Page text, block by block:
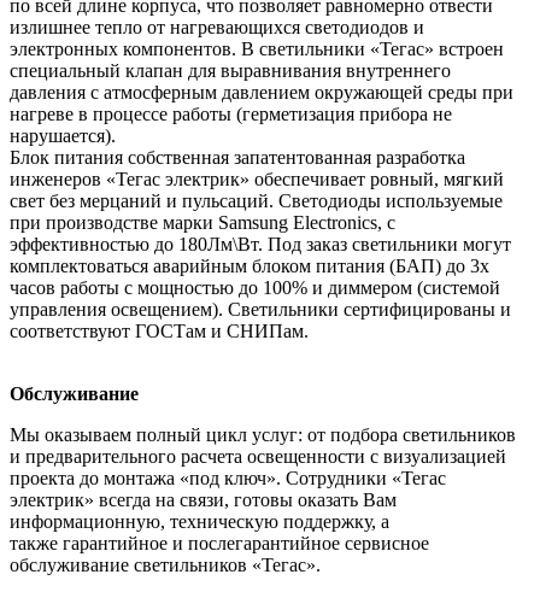
по всей длине корпуса, что позволяет равномерно отвести
излишнее тепло от нагревающихся светодиодов и
электронных компонентов. В светильники «Тегас» встроен
специальный клапан для выравнивания внутреннего
давления с атмосферным давлением окружающей среды при
нагреве в процессе работы (герметизация прибора не
нарушается).
Блок питания собственная запатентованная разработка
инженеров «Тегас электрик» обеспечивает ровный, мягкий
свет без мерцаний и пульсаций. Светодиоды используемые
при производстве марки Samsung Electronics, с
эффективностью до 180Лм\Вт. Под заказ светильники могут
комплектоваться аварийным блоком питания (БАП) до 3х
часов работы с мощностью до 100% и диммером (системой
управления освещением). Светильники сертифицированы и
соответствуют ГОСТам и СНИПам.
Обслуживание
Мы оказываем полный цикл услуг: от подбора светильников
и предварительного расчета освещенности с визуализацией
проекта до монтажа «под ключ». Сотрудники «Тегас
электрик» всегда на связи, готовы оказать Вам
информационную, техническую поддержку, а
также гарантийное и послегарантийное сервисное
обслуживание светильников «Тегас».